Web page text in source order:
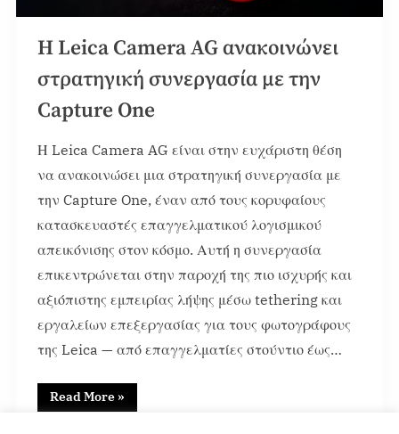
Η Leica Camera AG ανακοινώνει
στρατηγική συνεργασία με την
Capture One
Η Leica Camera AG είναι στην ευχάριστη θέση
να ανακοινώσει μια στρατηγική συνεργασία με
την Capture One, έναν από τους κορυφαίους
κατασκευαστές επαγγελματικού λογισμικού
απεικόνισης στον κόσμο. Αυτή η συνεργασία
επικεντρώνεται στην παροχή της πιο ισχυρής και
αξιόπιστης εμπειρίας λήψης μέσω tethering και
εργαλείων επεξεργασίας για τους φωτογράφους
της Leica — από επαγγελματίες στούντιο έως…
Read More »
News